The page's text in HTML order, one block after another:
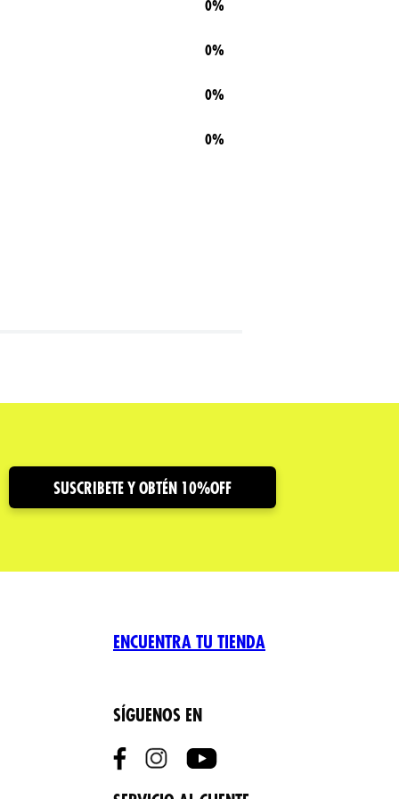
0%
0%
0%
0%
SUSCRIBETE Y OBTÉN 10%OFF
ENCUENTRA TU TIENDA
SÍGUENOS EN